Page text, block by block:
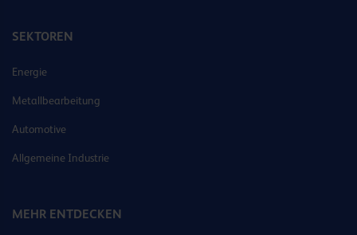
SEKTOREN
Energie
Metallbearbeitung
Automotive
Allgemeine Industrie
MEHR ENTDECKEN